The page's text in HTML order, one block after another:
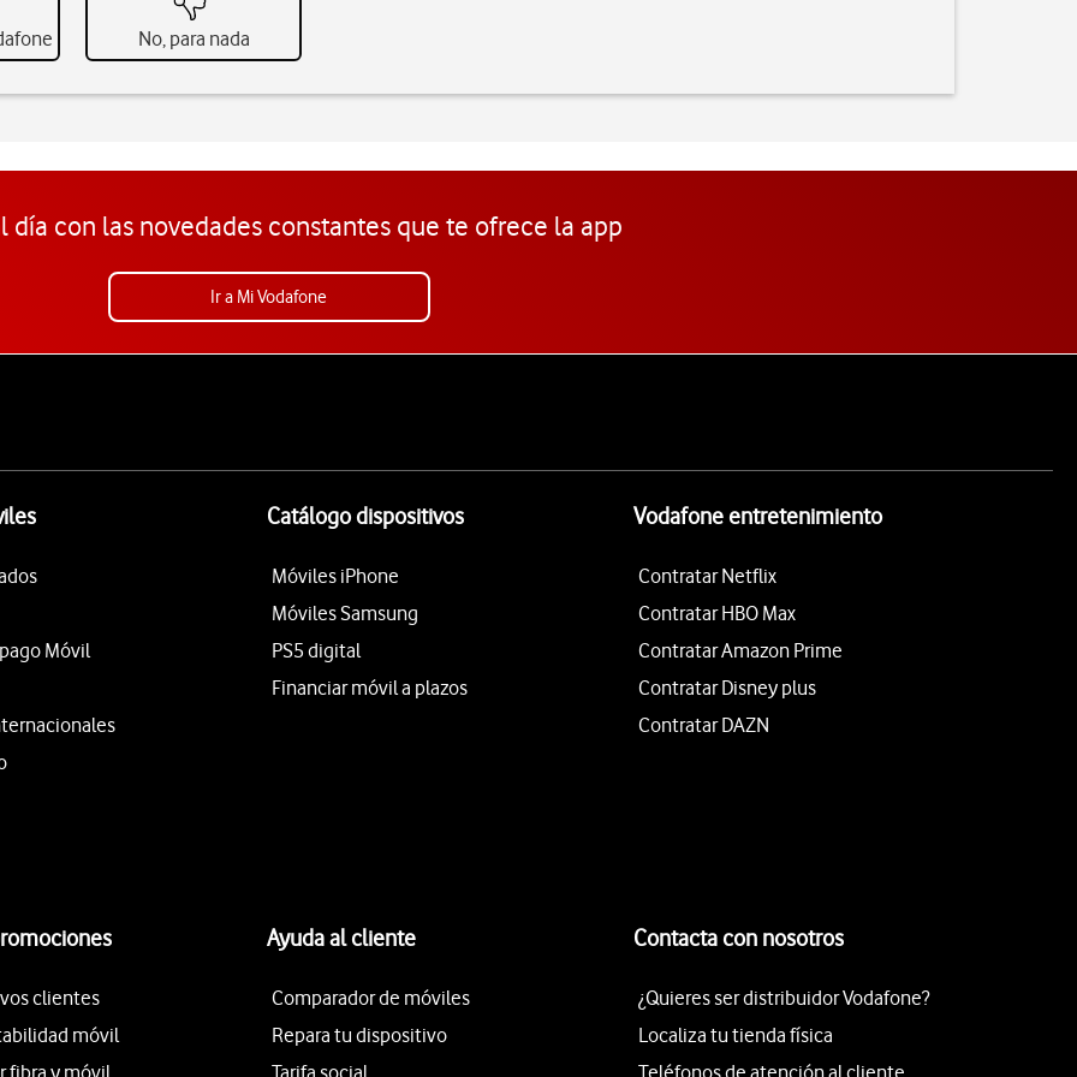
No, para nada
día con las novedades constantes que te ofrece la app
Ir a Mi Vodafone
Móvil
Catálogo dispositivos
Móviles iPhone
Móviles Samsung
PS5 digital
Financiar móvil a plazos
Vodafone entretenimiento
Contratar Netflix
Contratar HBO Max
Contratar Amazon Prime
Contratar Disney plus
Contratar DAZN
clientes
móvil
fibra y móvil
Ayuda al cliente
Comparador de móviles
Repara tu dispositivo
Tarifa social
Contacta con nosotros
¿Quieres ser distribuidor Vodafone?
Localiza tu tienda física
Teléfonos de atención al cliente